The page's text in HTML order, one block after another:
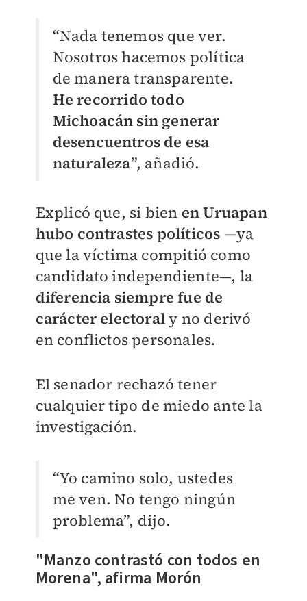
“Nada tenemos que ver.
Nosotros hacemos política
de manera transparente.
He recorrido todo
Michoacán sin generar
desencuentros de esa
naturaleza”, añadió.
Explicó que, si bien en Uruapan
hubo contrastes políticos —ya
que la víctima compitió como
candidato independiente—, la
diferencia siempre fue de
carácter electoraly no derivó
en conflictos personales.
El senador rechazó tener
cualquier tipo de miedo ante la
investigación.
“Yo camino solo, ustedes
me ven. No tengo ningún
problema”, dijo.
"Manzo contrastó con todos en
Morena", afirma Morón